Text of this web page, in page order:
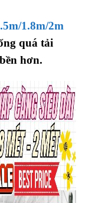
1.8m/2m
quá tải
hơn.